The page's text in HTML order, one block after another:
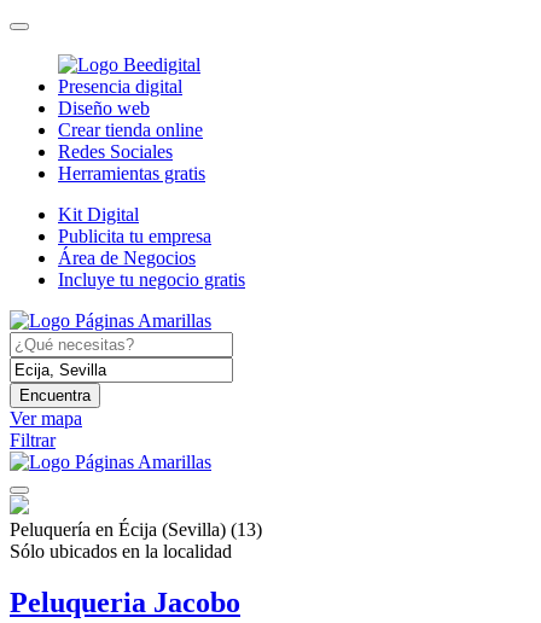
Presencia digital
Diseño web
Crear tienda online
Redes Sociales
Herramientas gratis
Kit Digital
Publicita tu empresa
Área de Negocios
Incluye tu negocio gratis
Encuentra
Ver mapa
Filtrar
Peluquería en Écija (Sevilla) (13)
Sólo ubicados en la localidad
Peluqueria Jacobo